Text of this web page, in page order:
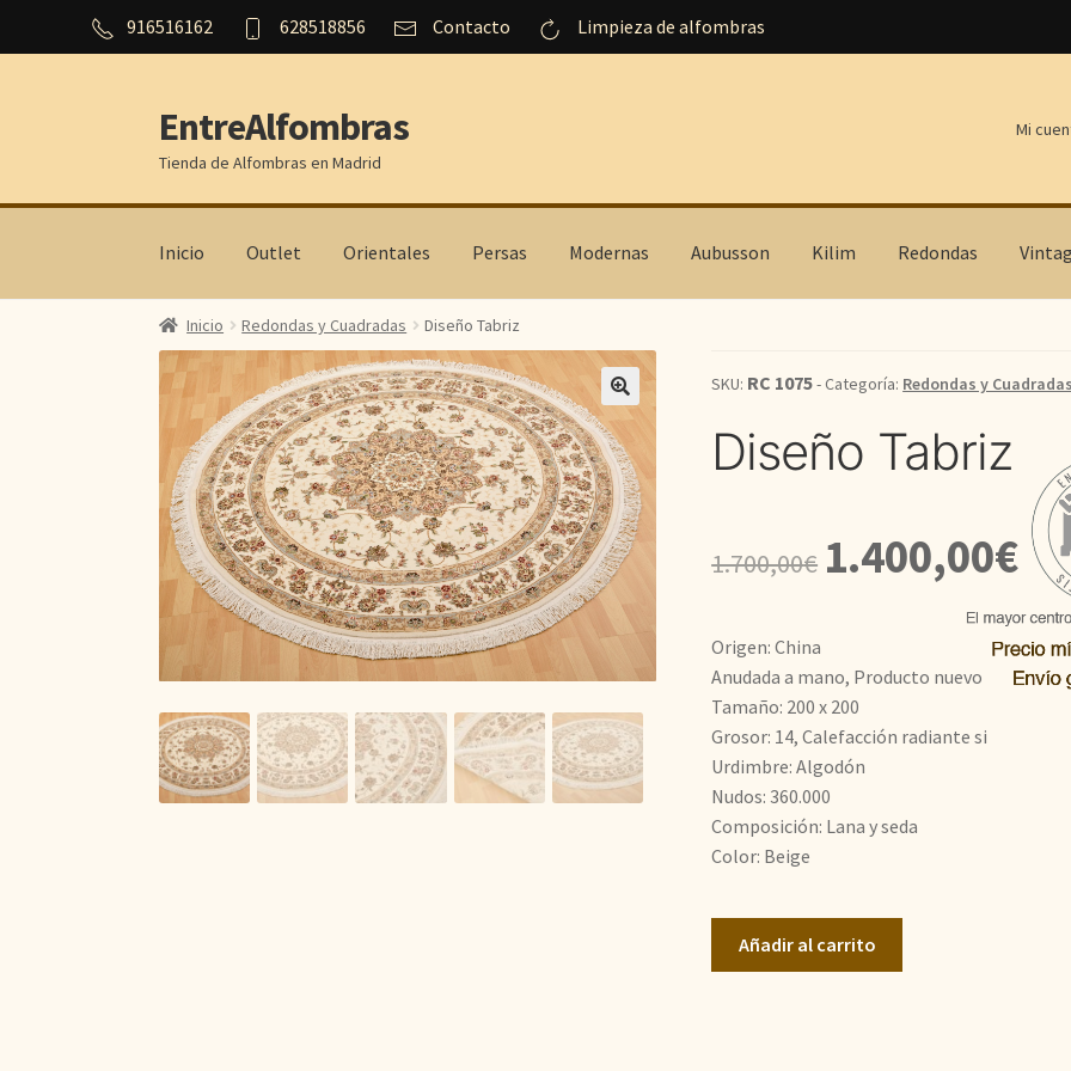
916516162 628518856 Contacto Limpieza de alfombras
Ir
a
la
navegación
Ir
al
contenido
EntreAlfombras
Tienda de Alfombras en Madrid
Mi
Inicio Outlet Orientales Persas Modernas Aubusson Kilim Redondas
Inicio Redondas y Cuadradas Diseño Tabriz
SKU: RC 1075- Categoría: Redondas y Cuadradas
Diseño Tabriz
1.700,00€
El
precio
era:
1.700,00€.
1.400,00€El
es:
Origen: China
Anudada a mano, Producto nuevo
Tamaño: 200 x 200
Grosor: 14, Calefacción radiante si
Urdimbre: Algodón
Nudos: 360.000
Composición: Lana y seda
Color: Beige
Añadir al carrito